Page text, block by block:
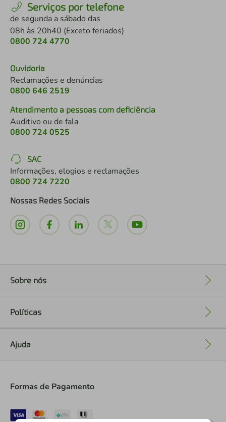
Serviços por telefone
de segunda a sábado das
08h às 20h40 (Exceto feriados)
0800 724 4770
Ouvidoria
Reclamações e denúncias
0800 646 2519
Atendimento a pessoas com deficiência
Auditivo ou de fala
0800 724 0525
SAC
Informações, elogios e reclamações
0800 724 7220
Nossas Redes Sociais
Sobre nós
Políticas
Ajuda
Formas de Pagamento